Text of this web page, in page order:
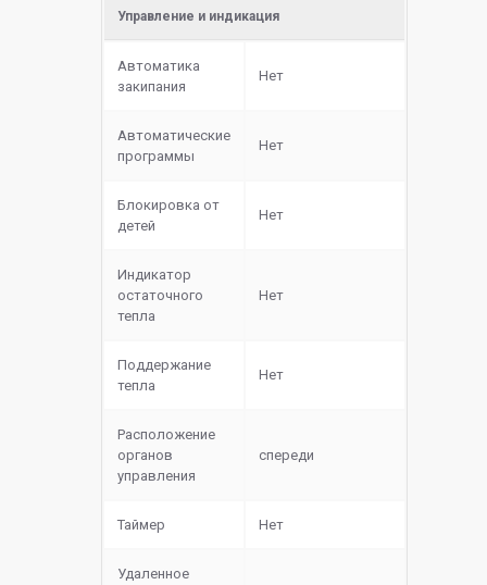
Управление и индикация
Автоматика
закипания
Нет
Автоматические
программы
Нет
Блокировка от
детей
Нет
Индикатор
остаточного
тепла
Нет
Поддержание
тепла
Нет
Расположение
органов
управления
спереди
Таймер Нет
Удаленное